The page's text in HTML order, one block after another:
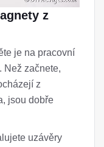
z
je na pracovní
Než začnete,
z
jsou dobře
uzávěry